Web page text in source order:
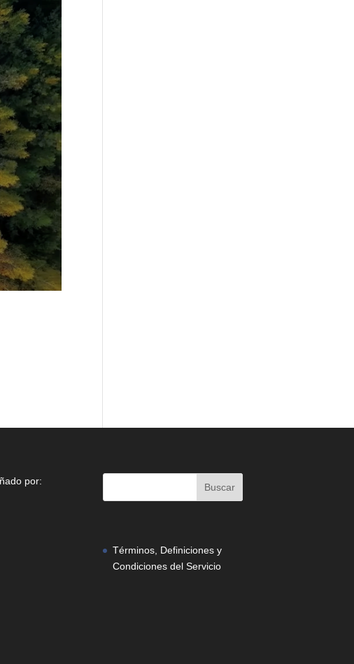
por:
Términos, Definiciones y
Condiciones del Servicio